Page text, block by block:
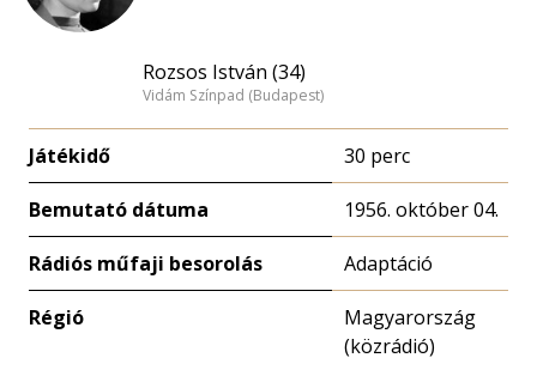
Rozsos István (34)
Vidám Színpad (Budapest)
Játékidő 30 perc
Bemutató dátuma 1956. október 04.
Rádiós műfaji besorolás Adaptáció
Régió
Magyarország
(közrádió)